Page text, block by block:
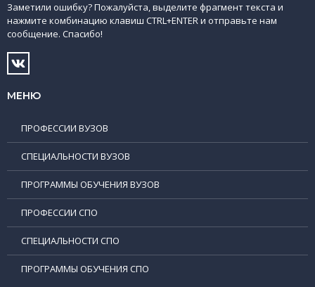
Заметили ошибку? Пожалуйста, выделите фрагмент текста и
нажмите комбинацию клавиш CTRL+ENTER и отправьте нам
сообщение. Спасибо!
МЕНЮ
ПРОФЕССИИ ВУЗОВ
СПЕЦИАЛЬНОСТИ ВУЗОВ
ПРОГРАММЫ ОБУЧЕНИЯ ВУЗОВ
ПРОФЕССИИ СПО
СПЕЦИАЛЬНОСТИ СПО
ПРОГРАММЫ ОБУЧЕНИЯ СПО